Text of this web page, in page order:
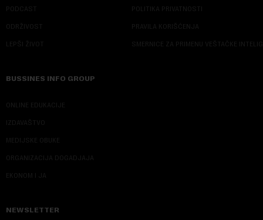
PODCAST
ODRŽIVOST
LEPŠI ŽIVOT
POLITIKA PRIVATNOSTI
PRAVILA KORIŠĆENJA
SMERNICE ZA PRIMENU VEŠTAČKE
BUSSINES INFO GROUP
ONLINE EDUKACIJE
IZDAVAŠTVO
MEDIJSKE OBUKE
ORGANIZACIJA DOGADJAJA
EKONOM I JA
NEWSLETTER